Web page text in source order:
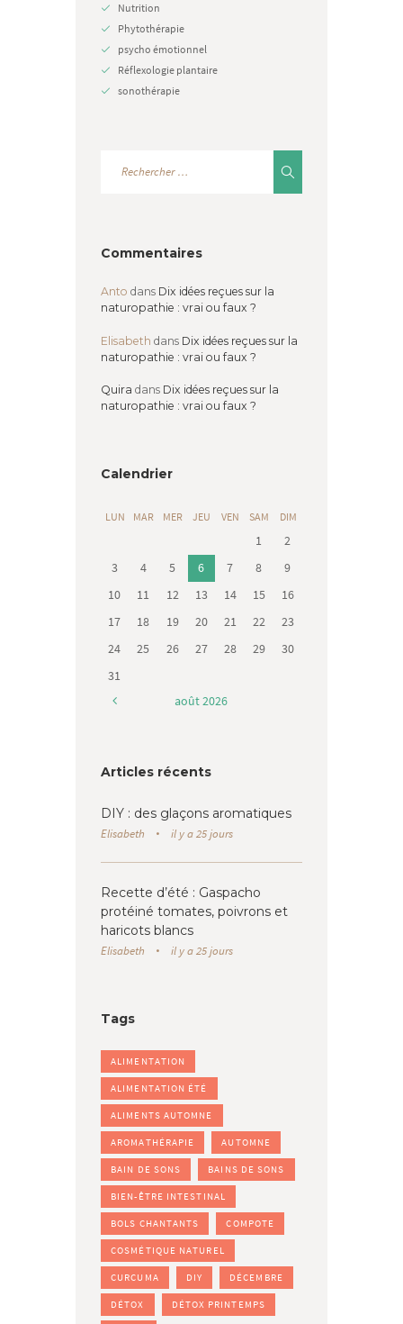
Nutrition
Phytothérapie
psycho émotionnel
Réflexologie plantaire
sonothérapie
Commentaires
Anto dans Dix idées reçues sur la
naturopathie : vrai ou faux ?
Elisabeth dans Dix idées reçues sur la
naturopathie : vrai ou faux ?
Quira dans Dix idées reçues sur la
naturopathie : vrai ou faux ?
Calendrier
LUN MAR MER JEU VEN SAM DIM
1
2
3
4 5 6 7 8
9
10
11 12 13 14 15
16
17
18 19 20 21 22
23
24
25 26 27 28 29
30
31
août2026
Articles récents
DIY : des glaçons aromatiques
Elisabeth il y a 25 jours
Recette d’été : Gaspacho
protéiné tomates, poivrons et
haricots blancs
Elisabeth il y a 25 jours
Tags
ALIMENTATION
ALIMENTATION ÉTÉ
ALIMENTS AUTOMNE
AROMATHÉRAPIE AUTOMNE
BAIN DE SONS BAINS DE SONS
BIEN-ÊTRE INTESTINAL
BOLS CHANTANTS COMPOTE
COSMÉTIQUE NATUREL
CURCUMA DIY DÉCEMBRE
DÉTOX DÉTOX PRINTEMPS